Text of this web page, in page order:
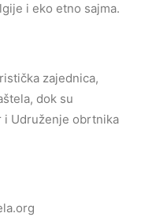
i eko etno sajma.
zajednica,
dok su
i Udruženje obrtnika